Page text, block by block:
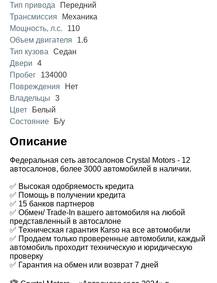
Тип привода
Передний
Трансмиссия
Механика
Мощность, л.с.
110
Объем двигателя
1.6
Тип кузова
Седан
Двери
4
Пробег
134000
Повреждения
Нет
Владельцы
3
Цвет
Белый
Состояние
Б/у
Описание
Федеральная сеть автосалонов Crystal Motors - 12
автосалонов, более 3000 автомобилей в наличии.
✅ Высокая одобряемость кредита
✅ Помощь в получении кредита
✅ 15 банков партнеров
✅ Обмен/ Trade-In вашего автомобиля на любой
представленный в автосалоне
✅ Техническая гарантия Каrsо на все автомобили
✅ Продаем только проверенные автомобили, каждый
автомобиль проходит техническую и юридическую
проверку
✅ Гарантия на обмен или возврат 7 дней